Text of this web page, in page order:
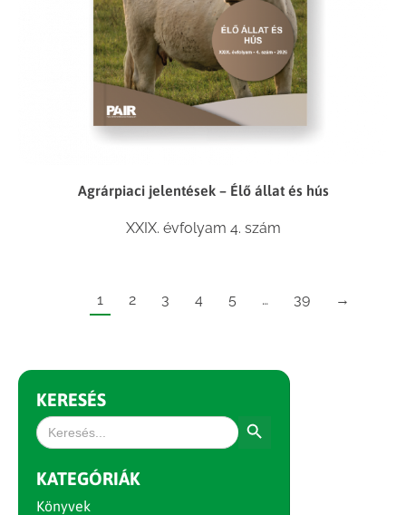
Agrárpiaci jelentések – Élő állat és hús
XXIX. évfolyam 4. szám
1 2 3 4 5 … 39 →
KERESÉS
Search
for:
KATEGÓRIÁK
Könyvek